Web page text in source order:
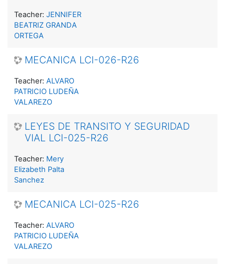
Teacher: JENNIFER
BEATRIZ GRANDA
ORTEGA
MECANICA LCI-026-R26
Teacher: ALVARO
PATRICIO LUDEÑA
VALAREZO
LEYES DE TRANSITO Y SEGURIDAD
VIAL LCI-025-R26
Teacher: Mery
Elizabeth Palta
Sanchez
MECANICA LCI-025-R26
Teacher: ALVARO
PATRICIO LUDEÑA
VALAREZO